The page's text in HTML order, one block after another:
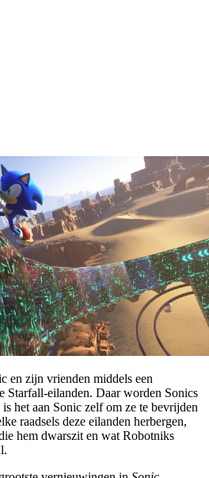
en zijn vrienden middels een
Starfall-eilanden. Daar worden Sonics
het aan Sonic zelf om ze te bevrijden
raadsels deze eilanden herbergen,
hem dwarszit en wat Robotniks